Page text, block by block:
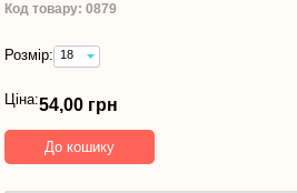
Код товару: 0879
Розмір:
18
(зріст
см)
грн
Ціна:54,00 грн
До кошику